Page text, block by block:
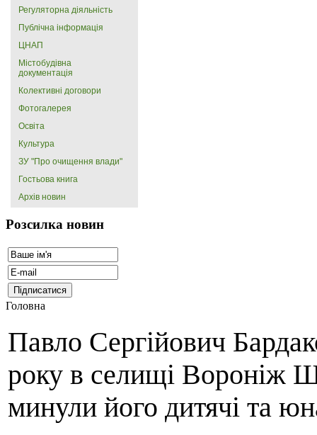
Регуляторна діяльність
Публічна інформація
ЦНАП
Містобудівна
документація
Колективні договори
Фотогалерея
Освіта
Культура
ЗУ "Про очищення влади"
Гостьова книга
Архів новин
Розсилка новин
Головна
Павло Сергійович
року в селищі Вороніж
минули його дитячі та